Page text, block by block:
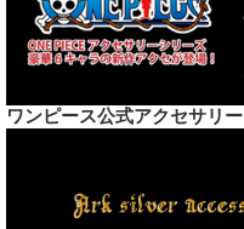
ワンピース公式アクセサリー